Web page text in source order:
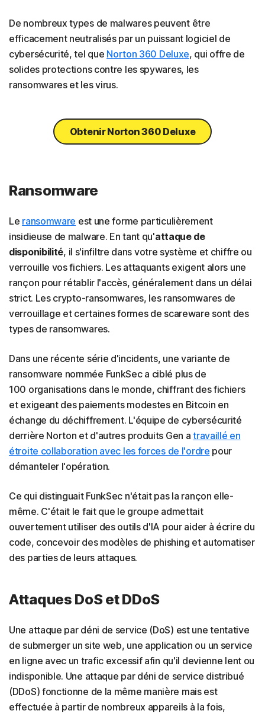
De nombreux types de malwares peuvent être
efficacement neutralisés par un puissant logiciel de
cybersécurité, tel que Norton 360 Deluxe, qui offre de
solides protections contre les spywares, les
ransomwares et les virus.
Obtenir Norton 360 Deluxe
Ransomware
Le ransomware est une forme particulièrement
insidieuse de malware. En tant qu'attaque de
disponibilité, il s'infiltre dans votre système et chiffre ou
verrouille vos fichiers. Les attaquants exigent alors une
rançon pour rétablir l'accès, généralement dans un délai
strict. Les crypto-ransomwares, les ransomwares de
verrouillage et certaines formes de scareware sont des
types de ransomwares.
Dans une récente série d'incidents, une variante de
ransomware nommée FunkSec a ciblé plus de
100 organisations dans le monde, chiffrant des fichiers
et exigeant des paiements modestes en Bitcoin en
échange du déchiffrement. L'équipe de cybersécurité
derrière Norton et d'autres produits Gen atravaillé en
étroite collaboration avec les forces de l'ordre pour
démanteler l'opération.
Ce qui distinguait FunkSec n'était pas la rançon elle-
même. C'était le fait que le groupe admettait
ouvertement utiliser des outils d'IA pour aider à écrire du
code, concevoir des modèles de phishing et automatiser
des parties de leurs attaques.
Attaques DoS et DDoS
Une attaque par déni de service (DoS) est une tentative
de submerger un site web, une application ou un service
en ligne avec un trafic excessif afin qu'il devienne lent ou
indisponible. Une attaque par déni de service distribué
(DDoS) fonctionne de la même manière mais est
effectuée à partir de nombreux appareils à la fois,